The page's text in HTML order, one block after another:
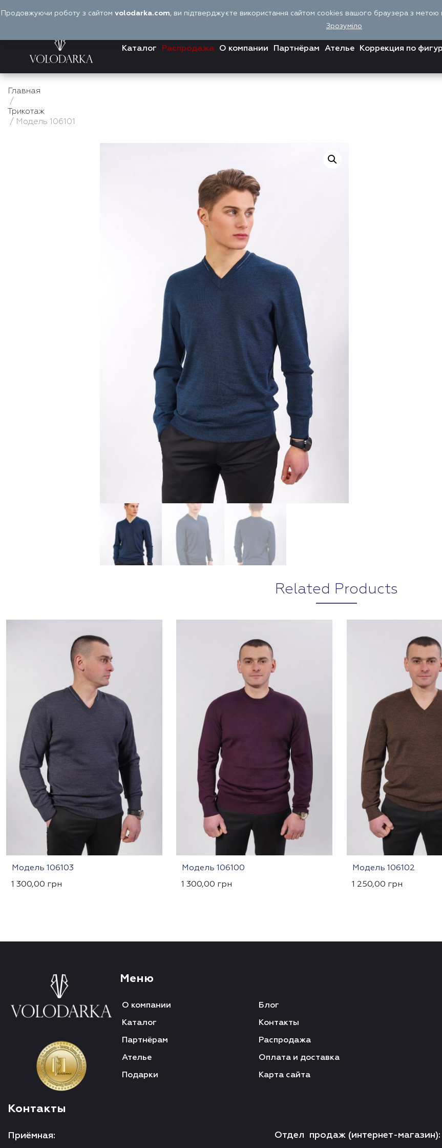
Каталог Распродажа О компании Партнёрам Ателье Коррекция по
Главная
/
Трикотаж
/ Модель 106101
Related Products
Модель 106103
1 300,00 грн
Модель 106100
1 300,00 грн
Модель 106102
1 250,00 грн
Меню
О компании
Каталог
Партнёрам
Ателье
Подарки
Блог
Контакты
Распродажа
Оплата и доставка
Карта сайта
Контакты
Приёмная: Отдел продаж (интернет-магазин):
Продовжуючи роботу з сайтом volodarka.com, ви підтверджуєте використання сайтом cookies вашого браузера з метою
Зрозуміло